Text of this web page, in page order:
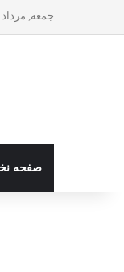
جمعه, مرداد 16 1405
صفحه